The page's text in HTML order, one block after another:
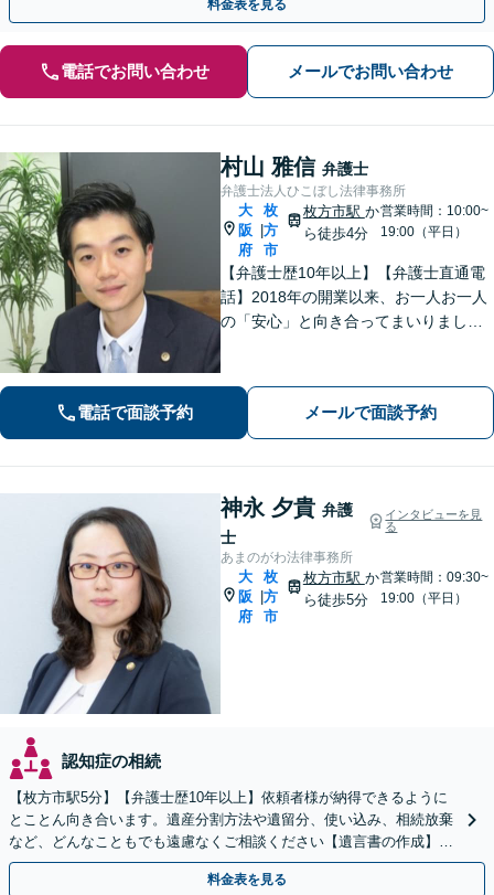
料金表を見る
電話でお問い合わせ メールでお問い合わせ
村山 雅信 弁護士
弁護士法人ひこぼし法律事務所
大
阪
府
枚
方
市
枚方市駅 か
ら徒歩4分
営業時間：10:00~
19:00（平日）
【弁護士歴10年以上】【弁護士直通電
話】2018年の開業以来、お一人お一人
の「安心」と向き合ってまいりまし
ていただける結果を目指し、迅速かつ
粘り強く対応することをお約束しま
す。
電話で面談予約 メールで面談予約
神永 夕貴 弁護
士
インタビューを見
る
あまのがわ法律事務所
大
阪
府
枚
方
市
枚方市駅 か
ら徒歩5分
営業時間：09:30~
19:00（平日）
認知症の相続
【枚方市駅5分】【弁護士歴10年以上】依頼者様が納得できるように
とことん向き合います。遺産分割方法や遺留分、使い込み、相続放棄
など、どんなこともでも遠慮なくご相談ください【遺言書の作成】自
宅や病院、介護施設へ出張可【Zoom面談可】
料金表を見る